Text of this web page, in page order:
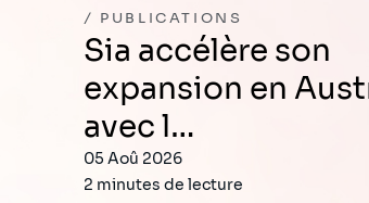
PUBLICATIONS
Sia accélère son
expansion en
avec l…
05 Aoû 2026
2 minutes de lecture